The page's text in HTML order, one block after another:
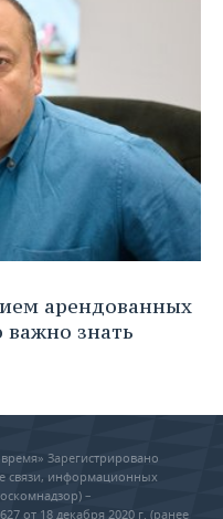
арендованных
важно знать
Зарегистрировано
связи, информационных
–
от 18 декабря 2020 г. (ранее